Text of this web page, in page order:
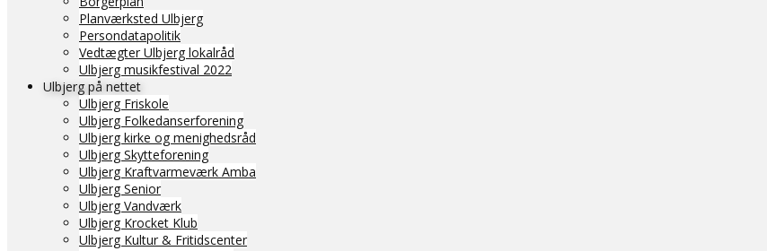
Planværksted Ulbjerg
Persondatapolitik
Vedtægter Ulbjerg lokalråd
Ulbjerg musikfestival 2022
Ulbjerg på nettet
Ulbjerg Friskole
Ulbjerg Folkedanserforening
Ulbjerg kirke og menighedsråd
Ulbjerg Skytteforening
Ulbjerg Kraftvarmeværk Amba
Ulbjerg Senior
Ulbjerg Vandværk
Ulbjerg Krocket Klub
Ulbjerg Kultur & Fritidscenter